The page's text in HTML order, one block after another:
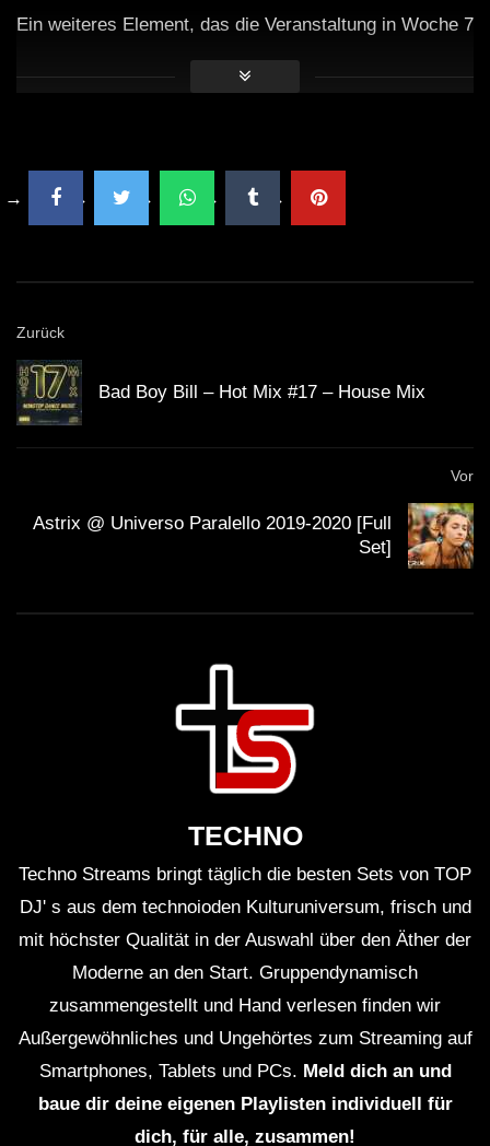
Ein weiteres Element, das die Veranstaltung in Woche 7
herausstechen lässt, ist die Location selbst. Ibiza hat
eine lange Geschichte als Mekka für elektronische
hat sich als einer der besten Clubs etabliert, nicht nur
wegen seines Programms, sondern auch wegen der
Gefühl von Freiheit mit einem Hauch von Exklusivität.
In der Praxis zeigt sich, dass die Location und der
Clubs, um seine Musik zu optimieren — egal, ob es
sich um den Klang, die Beleuchtung oder dieInteraktion
handelt. Er weiß, dass der Kontext
Was macht Technasia so besonders? Ist es die
Technik, die er beherrscht? Oder ist es die Fähigkeit,
Emotionen in Musik zu verwandeln? Vielleicht ist es
die Zuschauer spüren es, und das ist es, was sie
zurückbringt.
Die Nacht in Woche 7 wird schließlich zu Ende gehen,
Was bleibt, ist die Erkenntnis, dass solche Nächte nicht
Zurück
Bad Boy Bill – Hot Mix #17 – House Mix
Vor
Astrix @ Universo Paralello 2019-2020 [Full
Set]
TECHNO
Techno Streams bringt täglich die besten Sets von TOP
DJ' s aus dem technoioden Kulturuniversum, frisch und
mit höchster Qualität in der Auswahl über den Äther der
Moderne an den Start. Gruppendynamisch
zusammengestellt und Hand verlesen finden wir
Außergewöhnliches und Ungehörtes zum Streaming auf
Smartphones, Tablets und PCs. Meld dich an und
baue dir deine eigenen Playlisten individuell für
dich, für alle, zusammen!